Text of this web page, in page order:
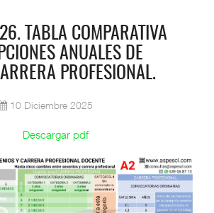
TABLA COMPARATIVA
ANUALES DE
PROFESIONAL.
10 Diciembre 2025
Descargar pdf